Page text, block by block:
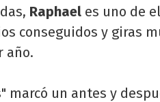
Raphael es uno de
conseguidos y giras
año.
marcó un antes y